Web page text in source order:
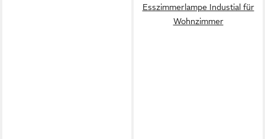
Esszimmerlampe Industial für
Wohnzimmer